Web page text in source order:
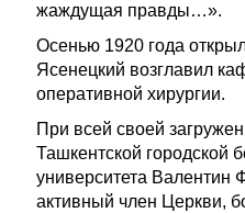
жаждущая правды…».
Осенью 1920 года
Ясенецкий возглавил
оперативной хирургии.
При всей своей
Ташкентской городской
университета Валентин
активный член Церкви,